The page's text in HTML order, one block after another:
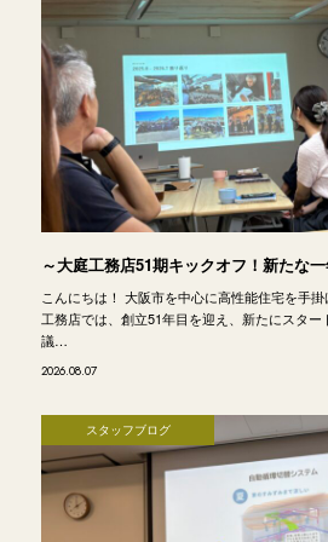
～大庭工務店51期キックオフ！新たな
こんにちは！ 大阪市を中心に高性能住宅を手
工務店では、創立51年目を迎え、新たにスタ
議…
2026.08.07
スタッフブログ